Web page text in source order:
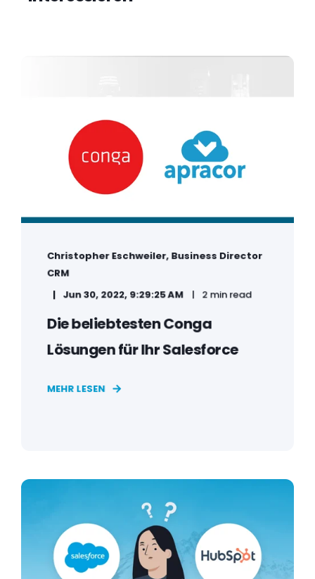
Christopher Eschweiler, Business Director
CRM
Jun 30, 2022, 9:29:25 AM
2 min read
Die beliebtesten Conga
Lösungen für Ihr Salesforce
MEHR LESEN